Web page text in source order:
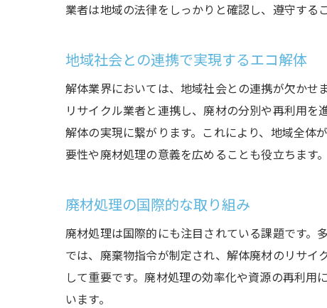
業者は地域の法律をしっかりと確認し、遵守する
地域社会との連携で実現するエコ解体
解体業界においては、地域社会との連携が欠かせ
リサイクル業者と連携し、廃材の分別や再利用
解体の実現に繋がります。これにより、地域全体
要性や廃材処理の意義を広めることも役立ちます。
廃材処理の国際的な取り組み
廃材処理は国際的にも注目されている課題です。
では、廃棄物指令が制定され、解体廃材のリサ
して重要です。廃材処理の効率化や資源の再利
います。